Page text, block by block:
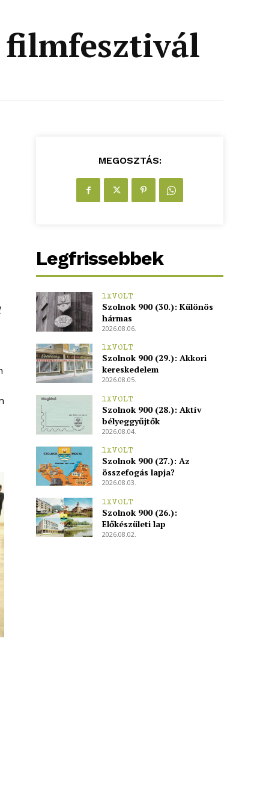
MEGOSZTÁS:
Legfrissebbek
1XVOLT
Szolnok 900 (30.): Különös
hármas
2026.08.06.
1XVOLT
Szolnok 900 (29.): Akkori
kereskedelem
2026.08.05.
1XVOLT
Szolnok 900 (28.): Aktív
bélyeggyűjtők
2026.08.04.
1XVOLT
Szolnok 900 (27.): Az
összefogás lapja?
2026.08.03.
1XVOLT
Szolnok 900 (26.):
Előkészületi lap
2026.08.02.